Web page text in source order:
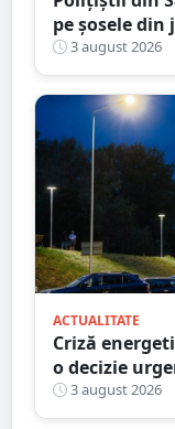
pe șosele
3 august 2026
ACTUALITATE
Criză
o decizie
3 august 2026